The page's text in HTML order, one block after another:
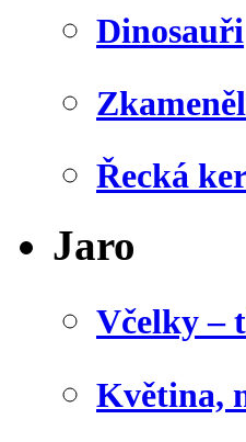
Dinosauři
Řecká
Jaro
Včelky –
Květina,